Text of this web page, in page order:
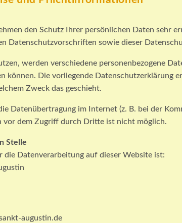
den Schutz Ihrer persönlichen Daten sehr
Datenschutzvorschriften sowie dieser
werden verschiedene personenbezogene
können. Die vorliegende Datenschutzerklärung
Zweck das geschieht.
Datenübertragung im Internet (z. B. bei der
vor dem Zugriff durch Dritte ist nicht möglich.
Stelle
Datenverarbeitung auf dieser Website ist:
augustin.de